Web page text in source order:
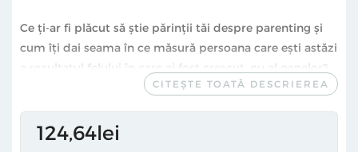
Ce ți-ar fi plăcut să știe părinții tăi despre parenting și
cum îți dai seama în ce măsură persoana care ești astăzi
e rezultatul felului în care ai fost crescut, nu al genelor?
Ai vrea să afli acum mai multe despre parenting ca să fii
Cărțile renumitului psiholog Oliver James te vor călăuzi
CITEȘTE TOATĂ DESCRIEREA
124 64lei